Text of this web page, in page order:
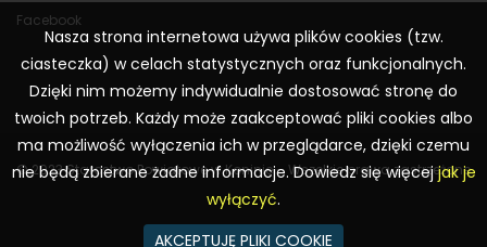
Facebook
© 2023 Starostwo Powiatowe w Koninie – Wszelkie prawa zastrzeżone
Realizacja:WR Consulting
Nasza strona internetowa używa plików cookies (tzw.
ciasteczka) w celach statystycznych oraz funkcjonalnych.
Dzięki nim możemy indywidualnie dostosować stronę do
twoich potrzeb. Każdy może zaakceptować pliki cookies albo
ma możliwość wyłączenia ich w przeglądarce, dzięki czemu
nie będą zbierane żadne informacje. Dowiedz się więcejjak je
wyłączyć.
AKCEPTUJĘ PLIKI COOKIE